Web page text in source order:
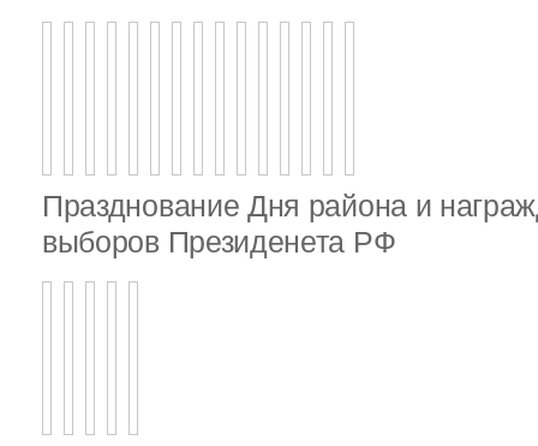
Празднование Дня района и
выборов Президенета РФ